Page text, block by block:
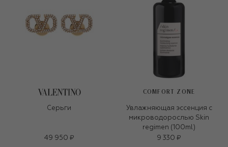
Серьги
49 950 ₽
COMFORT ZONE
Увлажняющая эссенция с
микроводорослью Skin
regimen (100ml)
9 330 ₽